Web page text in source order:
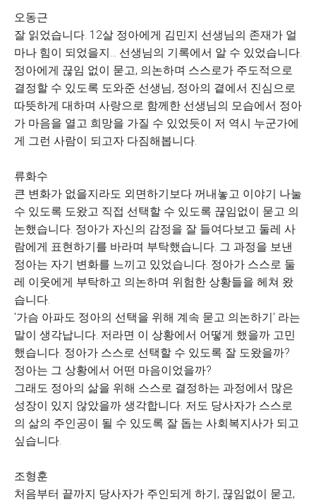
오동근
잘 읽었습니다. 12살 정아에게 김민지 선생님의 존재가 얼
마나 힘이 되었을지... 선생님의 기록에서 알 수 있었습니다.
정아에게 끊임 없이 묻고, 의논하며 스스로가 주도적으로
결정할 수 있도록 도와준 선생님, 정아의 곁에서 진심으로
따뜻하게 대하며 사랑으로 함께한 선생님의 모습에서 정아
가 마음을 열고 희망을 가질 수 있었듯이 저 역시 누군가에
게 그런 사람이 되고자 다짐해봅니다.
류화수
큰 변화가 없을지라도 외면하기보다 꺼내놓고 이야기 나눌
수 있도록 도왔고 직접 선택할 수 있도록 끊임없이 묻고 의
논했습니다. 정아가 자신의 감정을 잘 들여다보고 둘레 사
람에게 표현하기를 바라며 부탁했습니다. 그 과정을 보낸
정아는 자기 변화를 느끼고 있었습니다. 정아가 스스로 둘
레 이웃에게 부탁하고 의논하며 위험한 상황들을 헤쳐 왔
습니다.
'가슴 아파도 정아의 선택을 위해 계속 묻고 의논하기' 라는
말이 생각납니다. 저라면 이 상황에서 어떻게 했을까 고민
했습니다. 정아가 스스로 선택할 수 있도록 잘 도왔을까?
정아는 그 상황에서 어떤 마음이었을까?
그래도 정아의 삶을 위해 스스로 결정하는 과정에서 많은
성장이 있지 않았을까 생각합니다. 저도 당사자가 스스로
의 삶의 주인공이 될 수 있도록 잘 돕는 사회복지사가 되고
싶습니다.
조형훈
처음부터 끝까지 당사자가 주인되게 하기, 끊임없이 묻고,